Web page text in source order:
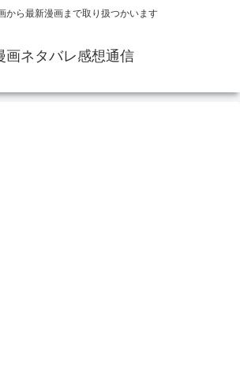
から最新漫画まで取り扱つかいます
画ネタバレ感想通信